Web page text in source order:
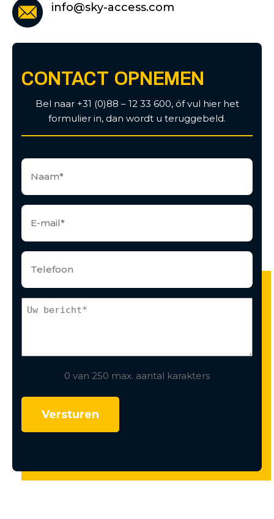
info@sky-access.com
CONTACT OPNEMEN
Bel naar +31 (0)88 – 12 33 600, óf vul hier het
formulier in, dan wordt u teruggebeld.
0 van 250 max. aantal karakters